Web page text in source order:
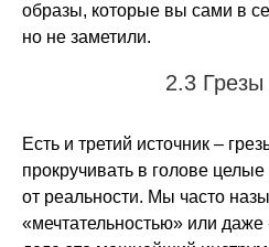
образы, которые вы сами в
но не заметили.
2.3 Грезы
Есть и третий источник –
прокручивать в голове
от реальности. Мы часто
«мечтательностью» или